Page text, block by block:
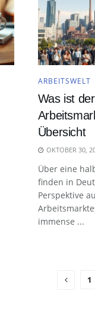
ARBEITSWELT
Was ist
Übersicht
OKTOBER 30,
Über eine
finden in
Perspektive
immense ...
1